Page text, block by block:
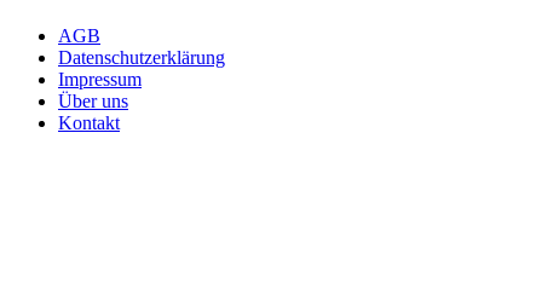
AGB
Datenschutzerklärung
Impressum
Über uns
Kontakt